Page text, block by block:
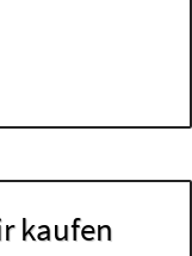
kaufen